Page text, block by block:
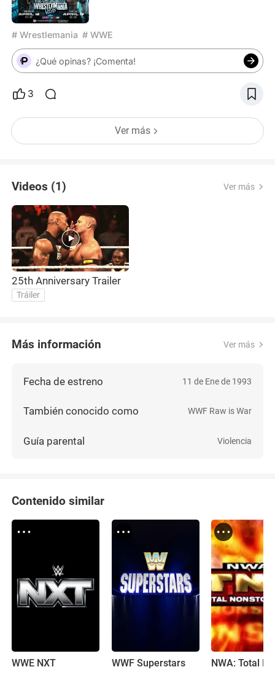
# Wrestlemania # WWE
¿Qué opinas? ¡Comenta!
3
Ver más
Videos (1) Ver más
25th Anniversary Trailer
Tráiler
Más información Ver más
Fecha de estreno 11 de Ene de 1993
También conocido como WWF Raw is War
Guía parental Violencia
Contenido similar
WWE NXT WWF Superstars